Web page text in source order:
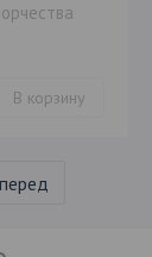
В корзину